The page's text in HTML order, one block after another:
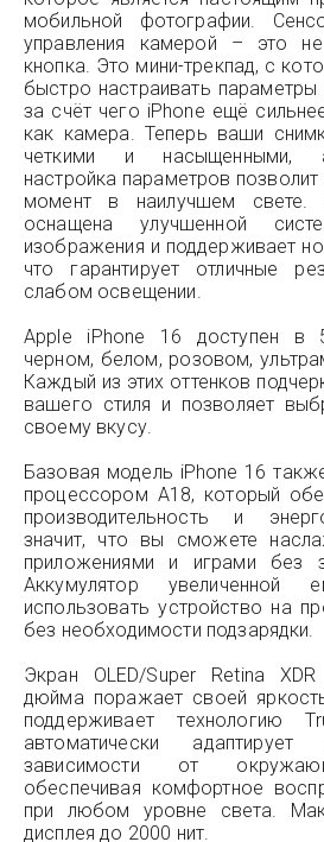
мобильной фотографии.
управления камерой – это
кнопка. Это мини-трекпад, с
быстро настраивать
за счёт чего iPhone ещё
как камера. Теперь ваши
четкими и насыщенными, а
настройка параметров
момент в наилучшем свете.
оснащена улучшенной
изображения и поддерживает
что гарантирует отличные
слабом освещении.
Apple iPhone 16 доступен в
черном, белом, розовом,
Каждый из этих оттенков
вашего стиля и позволяет
своему вкусу.
Базовая модель iPhone 16
процессором A18, который
производительность и
значит, что вы сможете
приложениями и играми без
Аккумулятор увеличенной
использовать устройство на
без необходимости подзарядки.
Экран OLED/Super Retina
дюйма поражает своей
поддерживает технологию
автоматически
зависимости от
обеспечивая комфортное
при любом уровне света.
дисплея до 2000 нит.